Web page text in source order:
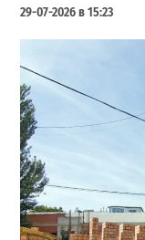
29-07-2026 в 15:23